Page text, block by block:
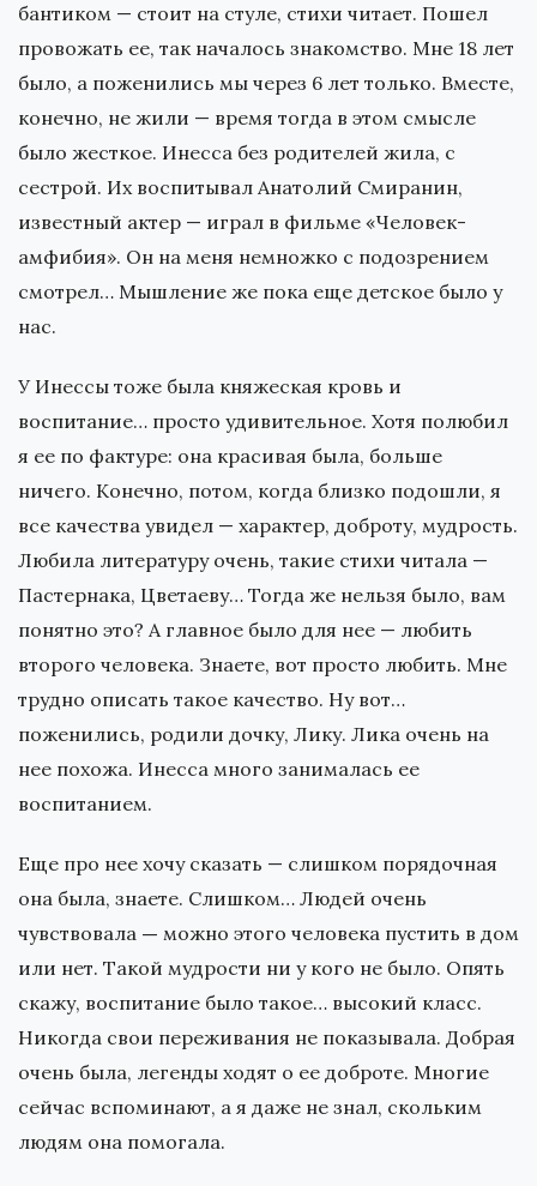
бантиком — стоит на стуле, стихи читает. Пошел
провожать ее, так началось знакомство. Мне 18 лет
было, а поженились мы через 6 лет только. Вместе,
конечно, не жили — время тогда в этом смысле
было жесткое. Инесса без родителей жила, с
сестрой. Их воспитывал Анатолий Смиранин,
известный актер — играл в фильме «Человек-
амфибия». Он на меня немножко с подозрением
смотрел… Мышление же пока еще детское было у
нас.
У Инессы тоже была княжеская кровь и
воспитание… просто удивительное. Хотя полюбил
я ее по фактуре: она красивая была, больше
ничего. Конечно, потом, когда близко подошли, я
все качества увидел — характер, доброту, мудрость.
Любила литературу очень, такие стихи читала —
Пастернака, Цветаеву… Тогда же нельзя было, вам
понятно это? А главное было для нее — любить
второго человека. Знаете, вот просто любить. Мне
трудно описать такое качество. Ну вот…
поженились, родили дочку, Лику. Лика очень на
нее похожа. Инесса много занималась ее
воспитанием.
Еще про нее хочу сказать — слишком порядочная
она была, знаете. Слишком… Людей очень
чувствовала — можно этого человека пустить в дом
или нет. Такой мудрости ни у кого не было. Опять
скажу, воспитание было такое… высокий класс.
Никогда свои переживания не показывала. Добрая
очень была, легенды ходят о ее доброте. Многие
сейчас вспоминают, а я даже не знал, скольким
людям она помогала.